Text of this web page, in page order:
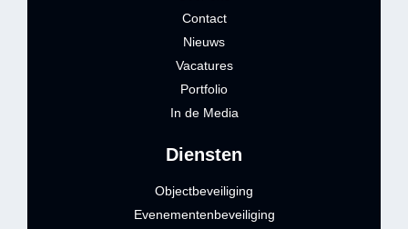
Contact
Nieuws
Vacatures
Portfolio
In de Media
Diensten
Objectbeveiliging
Evenementenbeveiliging